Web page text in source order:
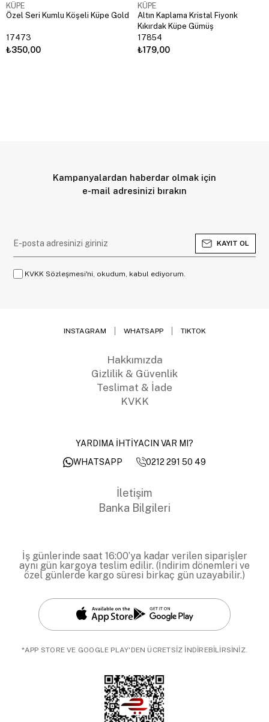
KÜPE
Özel Seri Kumlu Köşeli Küpe Gold
17473
₺350,00
KÜPE
Altın Kaplama Kristal Fiyonk
Kıkırdak Küpe Gümüş
17854
₺179,00
Kampanyalardan haberdar olmak için
e-mail adresinizi bırakın
KAYIT OL
KVKK Sözleşmesi'ni, okudum, kabul ediyorum.
INSTAGRAM WHATSAPP TIKTOK
Hakkımızda
Gizlilik & Güvenlik
Teslimat & İade
KVKK
YARDIMA İHTİYACIN VAR MI?
WHATSAPP
0212 291 50 49
İletişim
Banka Bilgileri
İş günlerinde saat 16:00’ya kadar verilen siparişler
aynı gün kargoya teslim edilir. (İndirim dönemleri ve
özel günlerde kargo süresi birkaç gün uzayabilir.)
*APP STORE VE GOOGLE PLAY'DEN ÜCRETSİZ İNDİREBİLİRSİNİZ.